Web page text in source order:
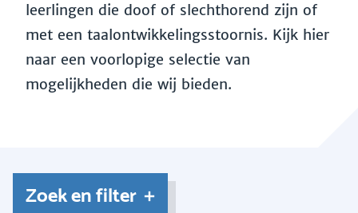
leerlingen die doof of slechthorend zijn of
met een taalontwikkelingsstoornis. Kijk hier
naar een voorlopige selectie van
mogelijkheden die wij bieden.
Zoek en filter